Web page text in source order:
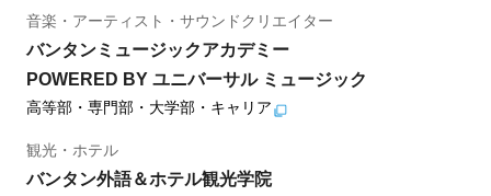
音楽・アーティスト・サウンドクリエイター
バンタンミュージックアカデミー
POWERED BY ユニバーサル ミュージック
高等部・専門部・大学部・キャリア
観光・ホテル
バンタン外語＆ホテル観光学院